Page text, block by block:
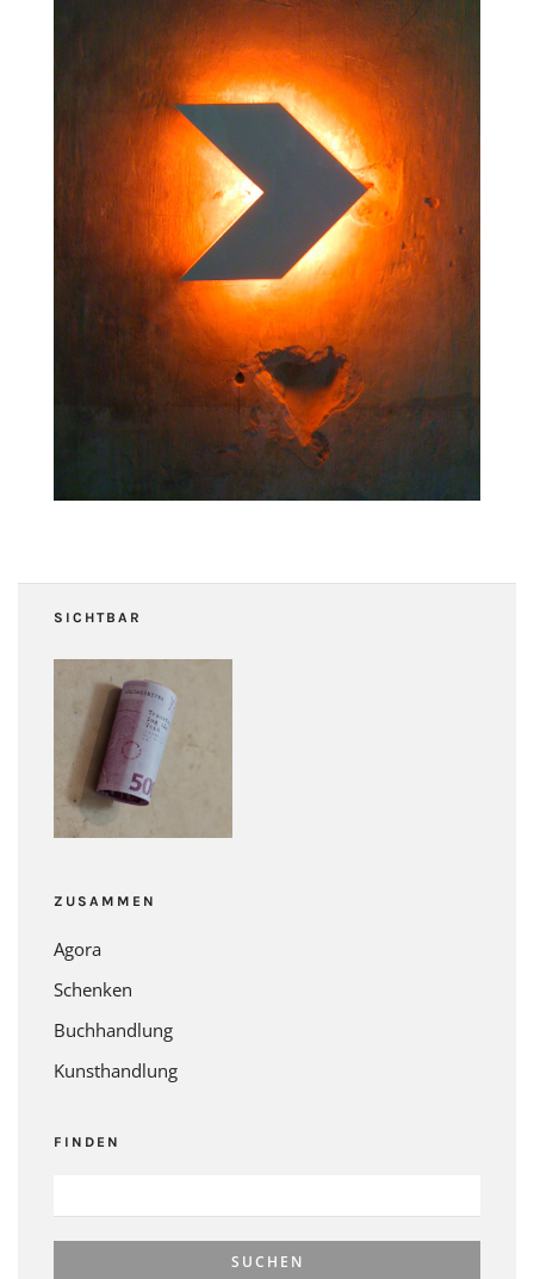
SICHTBAR
ZUSAMMEN
Agora
Schenken
Buchhandlung
Kunsthandlung
FINDEN
NACH: